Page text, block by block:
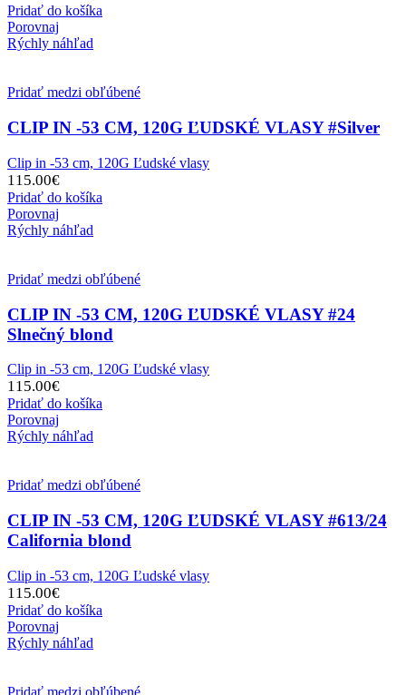
Pridať do košíka
Porovnaj
Rýchly náhľad
Pridať medzi obľúbené
CLIP IN -53 CM, 120G ĽUDSKÉ VLASY #Silver
Clip in -53 cm, 120G Ľudské vlasy
115.00€
Pridať do košíka
Porovnaj
Rýchly náhľad
Pridať medzi obľúbené
CLIP IN -53 CM, 120G ĽUDSKÉ VLASY #24
Slnečný blond
Clip in -53 cm, 120G Ľudské vlasy
115.00€
Pridať do košíka
Porovnaj
Rýchly náhľad
Pridať medzi obľúbené
CLIP IN -53 CM, 120G ĽUDSKÉ VLASY #613/24
California blond
Clip in -53 cm, 120G Ľudské vlasy
115.00€
Pridať do košíka
Porovnaj
Rýchly náhľad
Pridať medzi obľúbené